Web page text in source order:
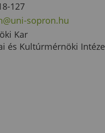
127
sopron.hu
Kar
és Kultúrmérnöki